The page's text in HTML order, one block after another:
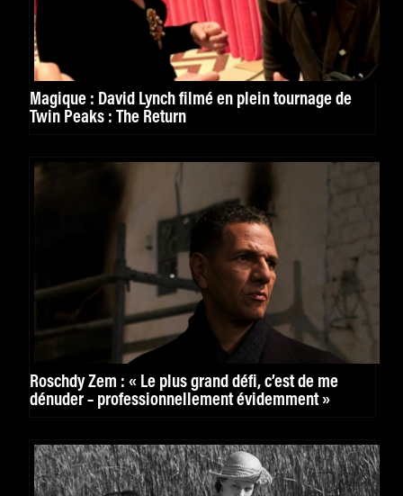
Magique : David Lynch filmé en plein tournage de
Twin Peaks : The Return
Roschdy Zem : « Le plus grand défi, c’est de me
dénuder – professionnellement évidemment »